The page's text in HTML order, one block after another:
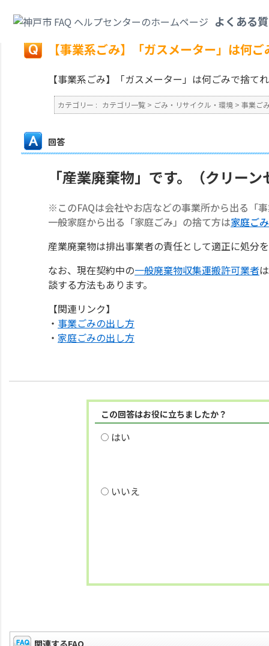
よくある
戻る
【事業系ごみ】「ガスメーター」は何
【事業系ごみ】「ガスメーター」は何ごみで捨て
カテゴリー : カテゴリ一覧 > ごみ・リサイクル・環境 > 事業ご
回答
「産業廃棄物」です。（クリー
※このFAQは会社やお店などの事業所から出る「
一般家庭から出る「家庭ごみ」の捨て方は家庭ご
産業廃棄物は排出事業者の責任として適正に処分
なお、現在契約中の一般廃棄物収集運搬許可業者
談する方法もあります。
【関連リンク】
・ 事業ごみの出し方
・ 家庭ごみの出し方
この回答はお役に立ちましたか？
はい
いいえ
関連するFAQ